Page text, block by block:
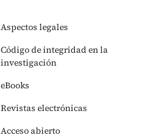
Aspectos legales
Código de integridad en la
investigación
eBooks
Revistas electrónicas
Acceso abierto